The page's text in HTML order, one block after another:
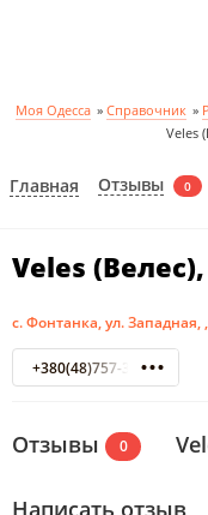
Моя Одесса » Справочник »
Veles
Главная Отзывы 0
Veles
с. Фонтанка, ул. Западная,
+380(48)757-34-03
Отзывы 0